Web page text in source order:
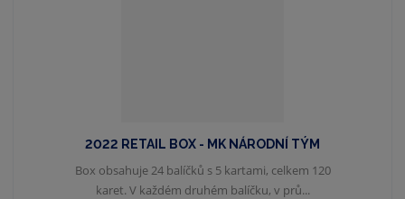
2022 RETAIL BOX - MK NÁRODNÍ TÝM
Box obsahuje 24 balíčků s 5 kartami, celkem 120
karet. V každém druhém balíčku, v prů...